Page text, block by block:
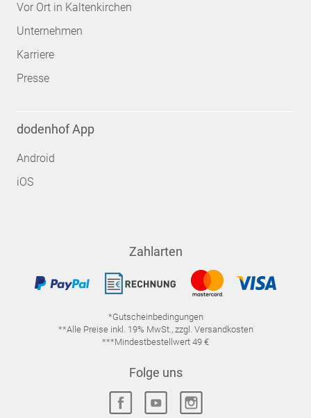
Vor Ort in Kaltenkirchen
Unternehmen
Karriere
Presse
dodenhof App
Android
iOS
Zahlarten
*Gutscheinbedingungen
**Alle Preise inkl. 19% MwSt., zzgl. Versandkosten
***Mindestbestellwert 49 €
Folge uns